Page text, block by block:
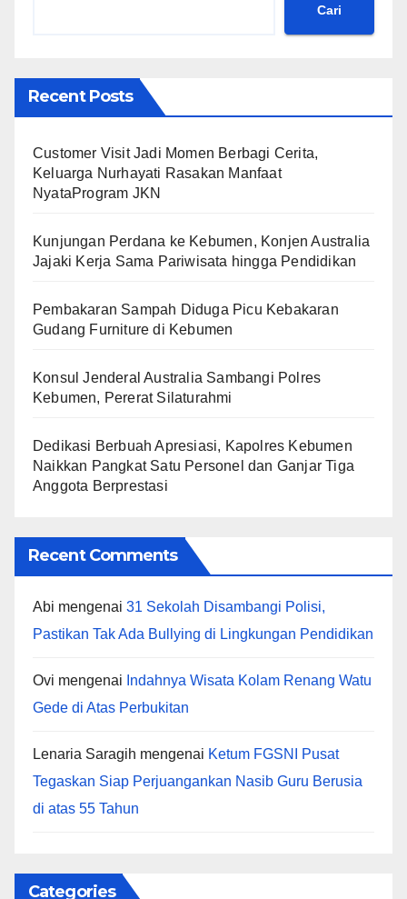
Cari
Recent Posts
Customer Visit Jadi Momen Berbagi Cerita,
Keluarga Nurhayati Rasakan Manfaat
NyataProgram JKN
Kunjungan Perdana ke Kebumen, Konjen Australia
Jajaki Kerja Sama Pariwisata hingga Pendidikan
Pembakaran Sampah Diduga Picu Kebakaran
Gudang Furniture di Kebumen
Konsul Jenderal Australia Sambangi Polres
Kebumen, Pererat Silaturahmi
Dedikasi Berbuah Apresiasi, Kapolres Kebumen
Naikkan Pangkat Satu Personel dan Ganjar Tiga
Anggota Berprestasi
Recent Comments
Abi mengenai 31 Sekolah Disambangi Polisi,
Pastikan Tak Ada Bullying di Lingkungan Pendidikan
Ovi mengenai Indahnya Wisata Kolam Renang Watu
Gede di Atas Perbukitan
Lenaria Saragih mengenai Ketum FGSNI Pusat
Tegaskan Siap Perjuangankan Nasib Guru Berusia
di atas 55 Tahun
Categories